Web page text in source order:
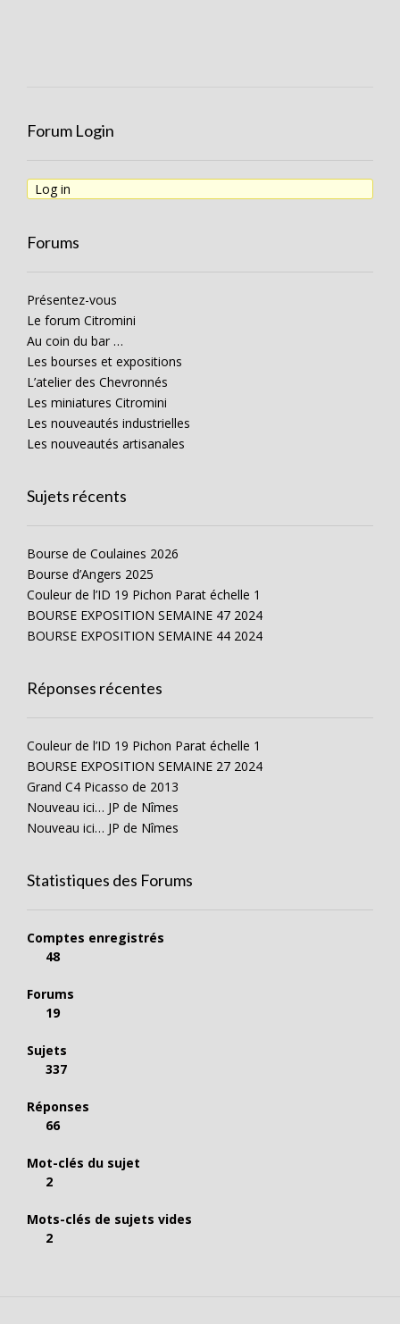
Forum Login
Log in
Forums
Présentez-vous
Le forum Citromini
Au coin du bar …
Les bourses et expositions
L’atelier des Chevronnés
Les miniatures Citromini
Les nouveautés industrielles
Les nouveautés artisanales
Sujets récents
Bourse de Coulaines 2026
Bourse d’Angers 2025
Couleur de l’ID 19 Pichon Parat échelle 1
BOURSE EXPOSITION SEMAINE 47 2024
BOURSE EXPOSITION SEMAINE 44 2024
Réponses récentes
Couleur de l’ID 19 Pichon Parat échelle 1
BOURSE EXPOSITION SEMAINE 27 2024
Grand C4 Picasso de 2013
Nouveau ici… JP de Nîmes
Nouveau ici… JP de Nîmes
Statistiques des Forums
Comptes enregistrés
48
Forums
19
Sujets
337
Réponses
66
Mot-clés du sujet
2
Mots-clés de sujets vides
2